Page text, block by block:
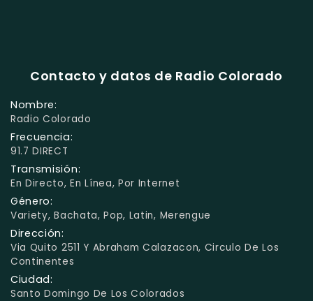
Contacto y datos de Radio Colorado
Nombre:
Radio Colorado
Frecuencia:
91.7 DIRECT
Transmisión:
En Directo, En Línea, Por Internet
Género:
Variety, Bachata, Pop, Latin, Merengue
Dirección:
Via Quito 2511 Y Abraham Calazacon, Circulo De Los
Continentes
Ciudad:
Santo Domingo De Los Colorados